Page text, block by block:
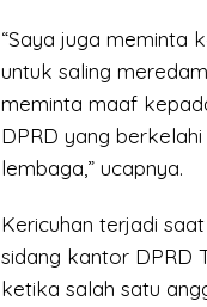
“Saya juga meminta
untuk saling
meminta maaf
DPRD yang
lembaga,” ucapnya.
Kericuhan terjadi
sidang kantor DPRD
ketika salah satu